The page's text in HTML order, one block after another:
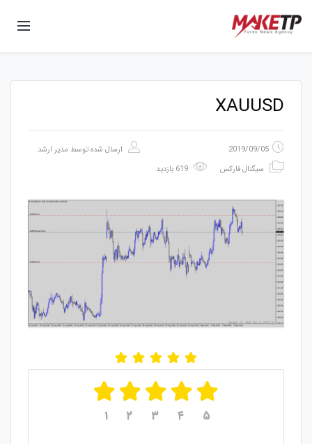
XAUUSD
2019/09/05 ارسال شده توسط مدیر ارشد
سیگنال فارکس
۱ ۲ ۳ ۴ ۵